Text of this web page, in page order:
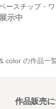
展示中
color の作品一
作品販売